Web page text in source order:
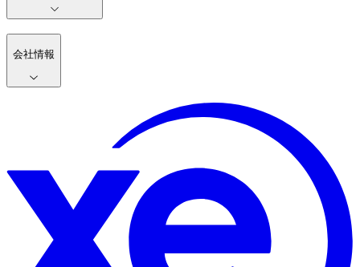
会社情報